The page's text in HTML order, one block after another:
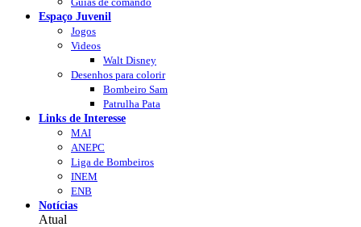
Espaço Juvenil
Jogos
Videos
Walt Disney
Desenhos para colorir
Bombeiro Sam
Patrulha Pata
Links de Interesse
MAI
ANEPC
Liga de Bombeiros
INEM
ENB
Notícias
Atual